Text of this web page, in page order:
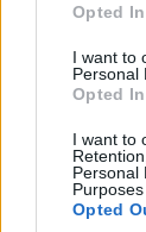
Opted In
I want to
Personal
Opted In
I want to
Personal
Opted
Εργασίας
11/01/2024 -